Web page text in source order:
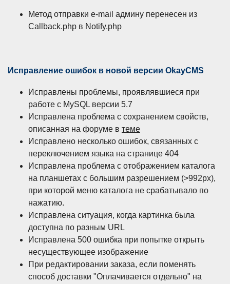
Метод отправки e-mail админу перенесен из
Callback.php в Notify.php
Исправление ошибок в новой версии OkayCMS
Исправлены проблемы, проявлявшиеся при
работе с MySQL версии 5.7
Исправлена проблема с сохранением свойств,
описанная на форуме в теме
Исправлено несколько ошибок, связанных с
переключением языка на странице 404
Исправлена проблема с отображением каталога
на планшетах с большим разрешением (>992px),
при которой меню каталога не срабатывало по
нажатию.
Исправлена ситуация, когда картинка была
доступна по разным URL
Исправлена 500 ошибка при попытке открыть
несуществующее изображение
При редактировании заказа, если поменять
способ доставки "Оплачивается отдельно" на